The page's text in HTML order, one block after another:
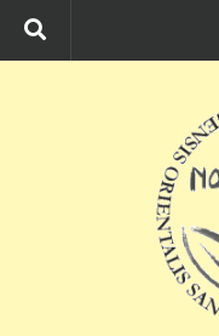
Ga naar de inhoud